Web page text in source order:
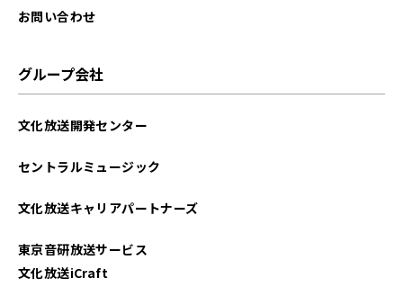
お問い合わせ
グループ会社
文化放送開発センター
セントラルミュージック
文化放送キャリアパートナーズ
東京音研放送サービス
文化放送iCraft